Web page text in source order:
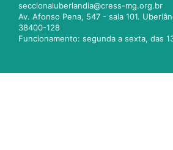
seccionaluberlandia@cress-mg.org.br
Av. Afonso Pena, 547 - sala 101.
38400-128
Funcionamento: segunda a sexta, das